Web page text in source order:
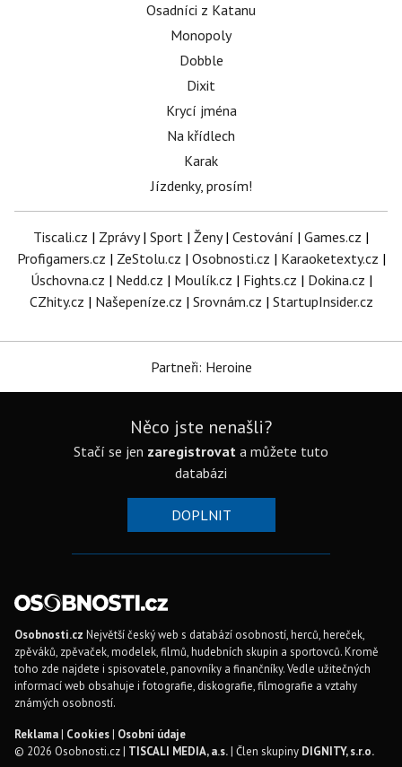
Osadníci z Katanu
Monopoly
Dobble
Dixit
Krycí jména
Na křídlech
Karak
Jízdenky, prosím!
Tiscali.cz | Zprávy| Sport | Ženy| Cestování | Games.cz |
Profigamers.cz | ZeStolu.cz | Osobnosti.cz | Karaoketexty.cz |
Úschovna.cz | Nedd.cz | Moulík.cz | Fights.cz | Dokina.cz |
CZhity.cz | Našepeníze.cz | Srovnám.cz | StartupInsider.cz
Partneři: Heroine
Něco jste nenašli?
Stačí se jen zaregistrovat a můžete tuto
databázi
DOPLNIT
Osobnosti.cz Největší český web s databází osobností, herců, hereček,
zpěváků, zpěvaček, modelek, filmů, hudebních skupin a sportovců. Kromě
toho zde najdete i spisovatele, panovníky a finančníky. Vedle užitečných
informací web obsahuje i fotografie, diskografie, filmografie a vztahy
známých osobností.
Reklama| Cookies| Osobní údaje
© 2026 Osobnosti.cz | TISCALI MEDIA, a.s.| Člen skupiny DIGNITY, s.r.o.